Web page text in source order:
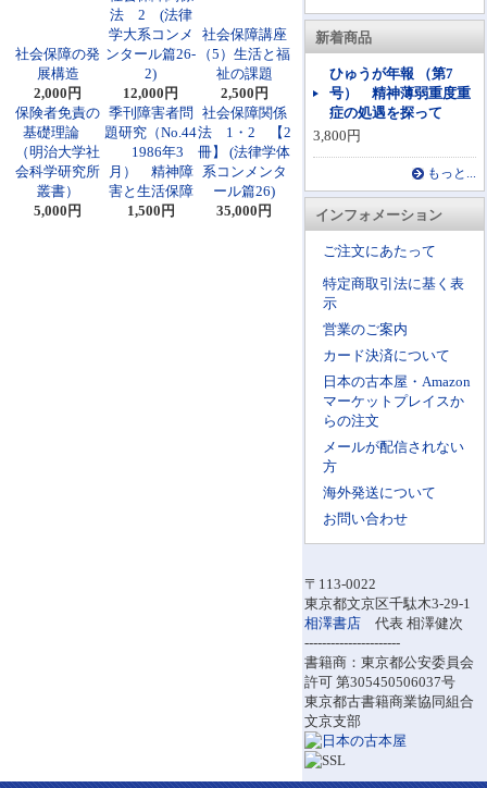
新着商品
ひゅうが年報 （第7
号） 精神薄弱重度重
症の処遇を探って
3,800円
もっと...
インフォメーション
ご注文にあたって
特定商取引法に基く表
示
営業のご案内
カード決済について
日本の古本屋・Amazon
マーケットプレイスか
らの注文
メールが配信されない
方
海外発送について
お問い合わせ
〒113-0022
東京都文京区千駄木3-29-1
相澤書店 代表 相澤健次
----------------------
書籍商：東京都公安委員会
許可 第305450506037号
東京都古書籍商業協同組合
文京支部
社会保障の発
展構造
2,000円
法 2 (法律
学大系コンメ
ンタール篇26-
2)
12,000円
社会保障講座
（5）生活と福
祉の課題
2,500円
保険者免責の
基礎理論
（明治大学社
会科学研究所
叢書）
5,000円
季刊障害者問
題研究（No.44
1986年3
月） 精神障
害と生活保障
1,500円
社会保障関係
法 1・2 【2
冊】 (法律学体
系コンメンタ
ール篇26)
35,000円